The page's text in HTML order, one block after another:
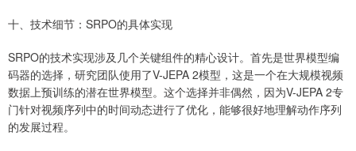
十、技术细节：SRPO的具体实现
SRPO的技术实现涉及几个关键组件的精心设计。首先是世界模型编
码器的选择，研究团队使用了V-JEPA 2模型，这是一个在大规模视频
数据上预训练的潜在世界模型。这个选择并非偶然，因为V-JEPA 2专
门针对视频序列中的时间动态进行了优化，能够很好地理解动作序列
的发展过程。